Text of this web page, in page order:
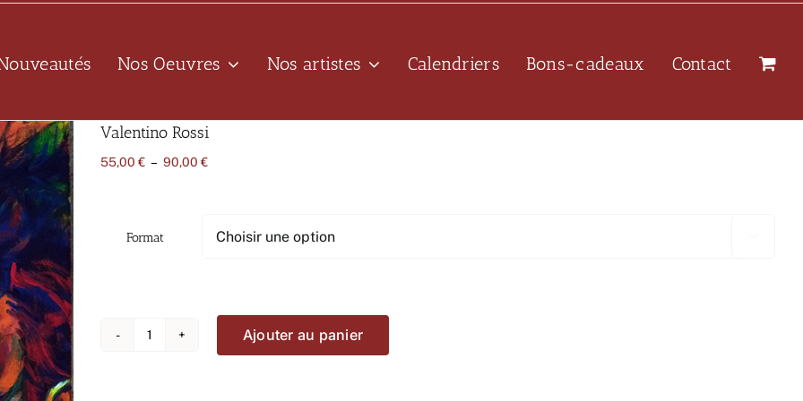
Nos Oeuvres Nos artistes Calendriers Bons-cadeaux Contact
Valentino Rossi
55,00 € – 90,00 €Plage
90,00 €
Format
quantité
Ajouter au panier